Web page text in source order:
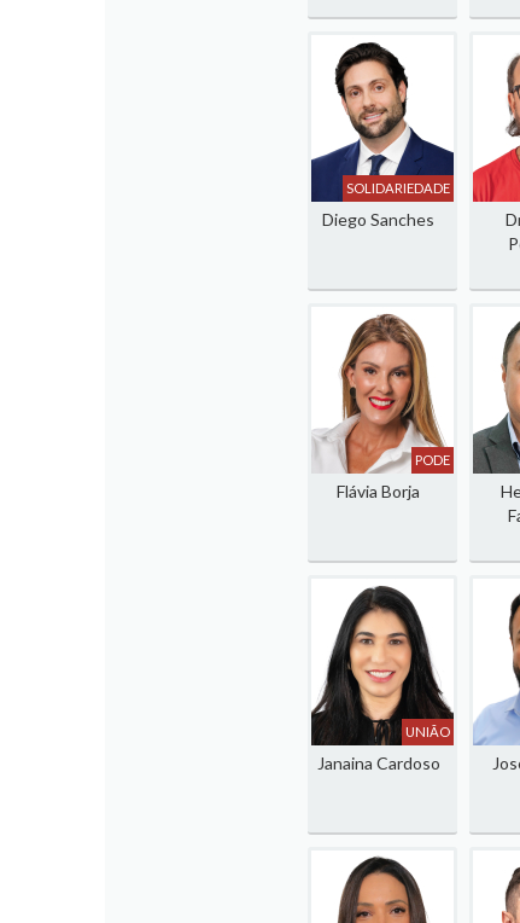
SOLIDARIEDADE
Diego Sanches
PODE
Flávia Borja
UNIÃO
Janaina Cardoso